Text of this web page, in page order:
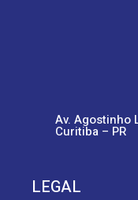
Av. Agostinho
Curitiba – PR
LEGAL